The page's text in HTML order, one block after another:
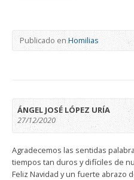
Publicado enHomilias
ÁNGEL JOSÉ LÓPEZ URÍA
27/12/2020
Agradecemos las sentidas
tiempos tan duros y difíciles de
Feliz Navidad y un fuerte abrazo